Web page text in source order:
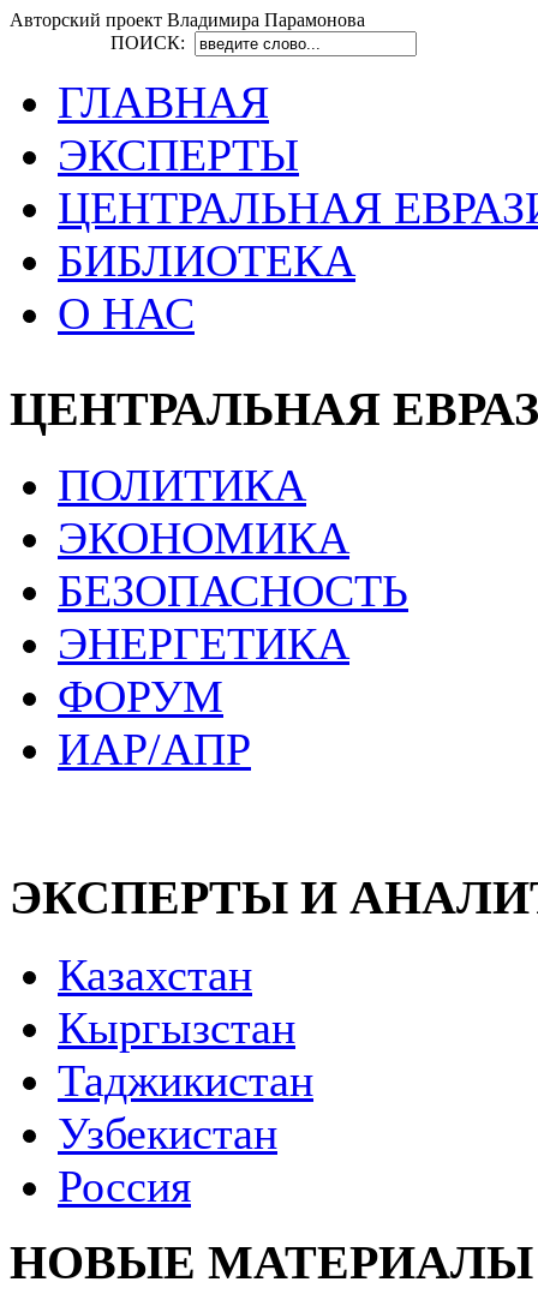
Авторский проект Владимира Парамонова
ПОИСК:
ГЛАВНАЯ
ЭКСПЕРТЫ
ЦЕНТРАЛЬНАЯ
БИБЛИОТЕКА
О НАС
ЦЕНТРАЛЬНАЯ
ПОЛИТИКА
ЭКОНОМИКА
БЕЗОПАСНОСТЬ
ЭНЕРГЕТИКА
ФОРУМ
ИАР/АПР
ЭКСПЕРТЫ И
Казахстан
Кыргызстан
Таджикистан
Узбекистан
Россия
НОВЫЕ МАТЕРИАЛЫ